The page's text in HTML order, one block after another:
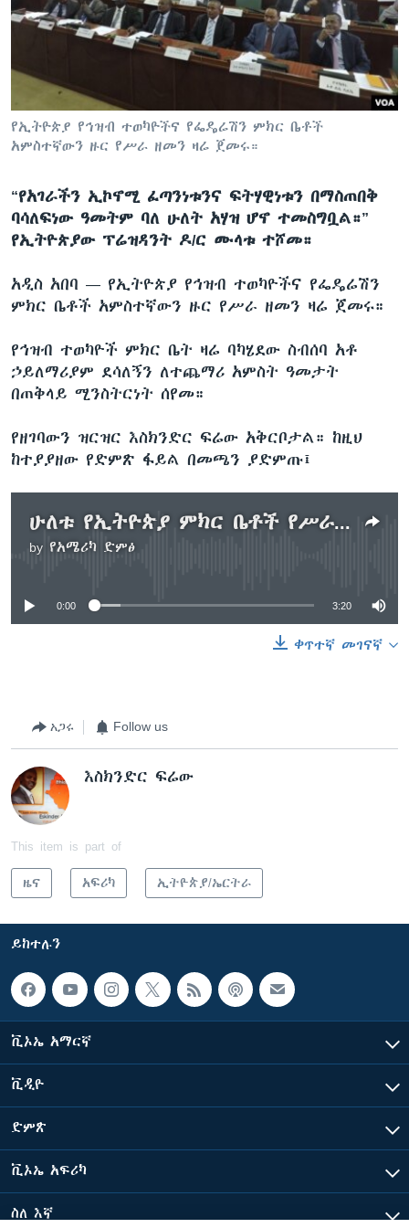
የኢትዮጵያ የኅዝብ ተወካዮችና የፌዴሬሽን ምክር ቤቶች
አምስተኛውን ዙር የሥራ ዘመን ዛሬ ጀመሩ።
“የአገራችን ኢኮኖሚ ፈጣንነቱንና ፍትሃዊነቱን በማስጠበቅ
ባሳለፍነው ዓመትም ባለ ሁለት አሃዝ ሆኖ ተመስግቧል።”
የኢትዮጵያው ፕሬዝዳንት ዶ/ር ሙላቱ ተሾመ።
አዲስ አበባ — የኢትዮጵያ የኅዝብ ተወካዮችና የፌዴሬሽን
ምክር ቤቶች አምስተኛውን ዙር የሥራ ዘመን ዛሬ ጀመሩ።
የኅዝብ ተወካዮች ምክር ቤት ዛሬ ባካሄደው ስብሰባ አቶ
ኃይለማሪያም ደሳለኝን ለተጨማሪ አምስት ዓመታት
በጠቅላይ ሚንስትርነት ሰየመ።
የዘገባውን ዝርዝር እስክንድር ፍሬው አቅርቦታል። ከዚህ
ከተያያዘው የድምጽ ፋይል በመጫን ያድምጡ፤
ሁለቱ የኢትዮጵያ ምክር ቤቶች የሥራ ዘመንና ያሳለፏቸው የሥልጣን ሥያሜዎች /ርዝመት - 3ደ29ሰ/
by የአሜሪካ ድምፅ
No media source currently available
0:00 3:20
ቀጥተኛ መገናኛ
አጋሩ Follow us
እስክንድር ፍሬው
This item is part of
ዜና አፍሪካ ኢትዮጵያ/ኤርትራ
ይከተሉን
ቪኦኤ አማርኛ
ቪዲዮ
ድምጽ
ቪኦኤ አፍሪካ
ስለ እኛ